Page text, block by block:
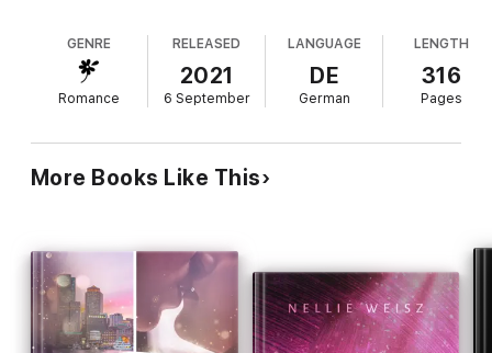
bemühte Allie, bringt er mit seiner herablassenden Art in
Sekundenschnelle auf die Palme. Doch sie rauscht nicht
wutentbrannt ab, sondern bietet ihm die Stirn und fordert Jason
zu einem Duell auf dem Eis heraus.
dass bei diesem Kräftemessen mehr auf dem Spiel steht, als
nur ihre Ehre. Denn der Eishockey-Profi gewährt ihr unerwartet
einen Blick hinter seine harte Fassade, was Allie vom ersten
Geheimnis.
GENRE
Romance
RELEASED
2021
6 September
LANGUAGE
DE
German
LENGTH
316
Pages
More Books Like This